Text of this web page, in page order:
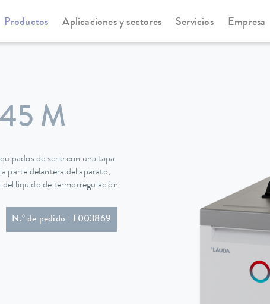
Productos Aplicaciones y sectores Servicios Empresa
de refrigeración Universa
M
de serie con una tapa
parte delantera del aparato,
del líquido de termorregulación.
con conector (NEMA 5-20P)
N.º de pedido : L003869